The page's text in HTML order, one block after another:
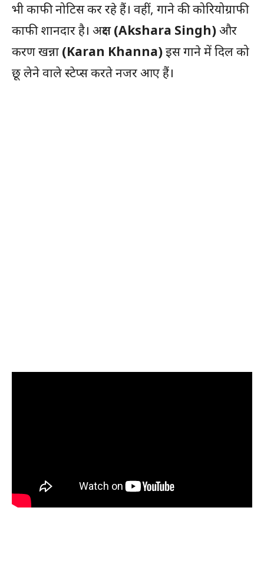
भी काफी नोटिस कर रहे हैं। वहीं, गाने की कोरियोग्राफी
काफी शानदार है। अक्षरा(Akshara Singh)और
करण खन्ना (Karan Khanna)इस गाने में दिल को
छू लेने वाले स्टेप्स करते नजर आए हैं।